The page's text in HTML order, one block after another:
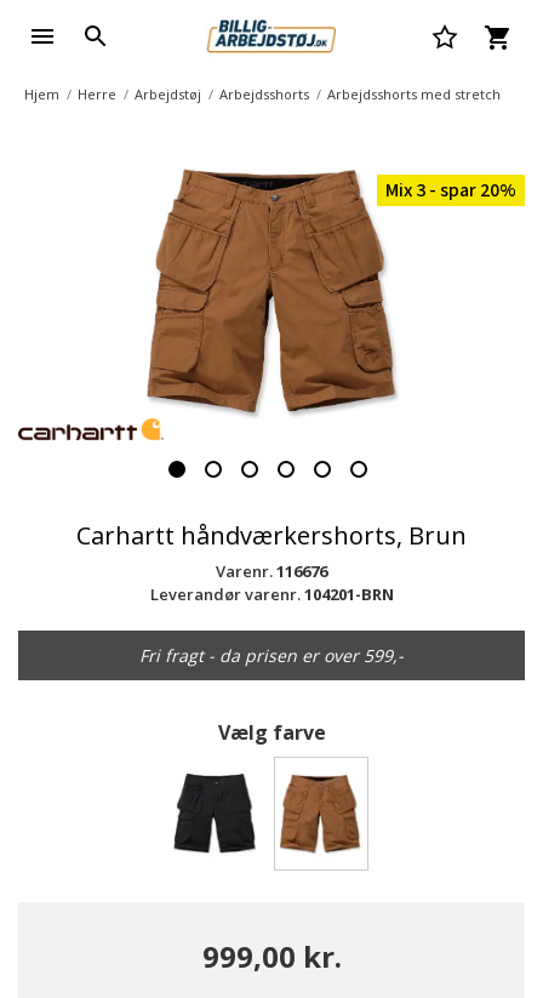
Hjem Herre Arbejdstøj Arbejdsshorts Arbejdsshorts med stretch
Mix 3 - spar 20%
Carhartt håndværkershorts, Brun
Varenr.116676
Leverandør varenr.104201-BRN
Fri fragt - da prisen er over 599,-
Vælg farve
999,00 kr.